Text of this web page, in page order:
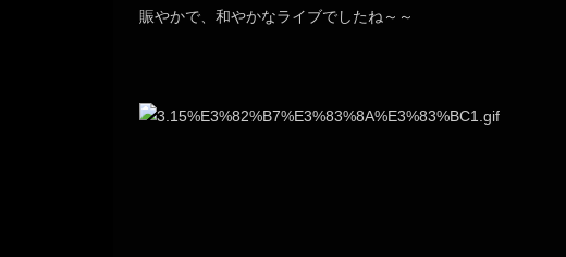
賑やかで、和やかなライブでしたね～～